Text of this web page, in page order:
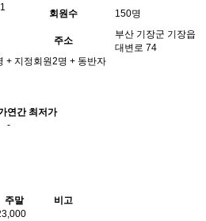
회원수 150명
주소
부산 기장군 기장읍
대변로 74
정회원1명 + 지정회원2명 + 동반자
연간 최저가
-
주말
비고